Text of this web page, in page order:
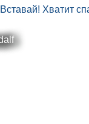
Вставай! Хватит